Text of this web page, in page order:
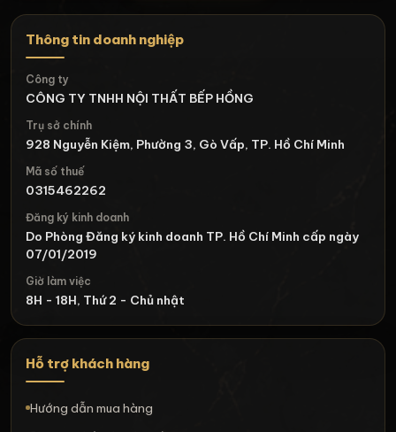
Thông tin doanh nghiệp
Công ty
CÔNG TY TNHH NỘI THẤT BẾP HỒNG
Trụ sở chính
928 Nguyễn Kiệm, Phường 3, Gò Vấp, TP. Hồ Chí Minh
Mã số thuế
0315462262
Đăng ký kinh doanh
Do Phòng Đăng ký kinh doanh TP. Hồ Chí Minh cấp ngày
07/01/2019
Giờ làm việc
8H - 18H, Thứ 2 - Chủ nhật
Hỗ trợ khách hàng
Hướng dẫn mua hàng